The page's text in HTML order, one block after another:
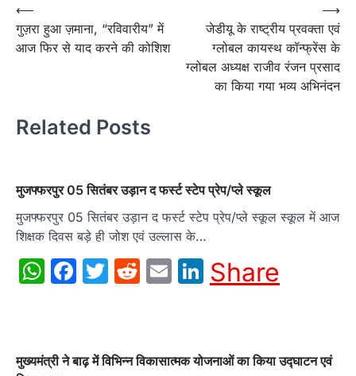
Post
navigation
⟵
गुज़रा हुआ ज़माना, “रविवारीय” में
आज फिर से याद करने की कोशिश
जेडीयू के राष्ट्रीय प्रवक्ता एवं
ग्लोबल कायस्थ कॉन्फ्रेंस के
ग्लोबल अध्यक्ष राजीव रंजन प्रसाद
का किया गया भव्य अभिनंदन
⟶
Related Posts
मुजफ्फरपुर 05 सितंबर उड़ान द फर्स्ट स्टेप प्रेप/प्ले स्कूल
मुजफ्फरपुर 05 सितंबर उड़ान द फर्स्ट स्टेप प्रेप/प्ले स्कूल स्कूल में आज
शिक्षक दिवस बड़े ही जोश एवं उल्लास के…
WhatsApp
Facebook
Twitter
Reddit
EmailLinkedIn
Share
मुख्यमंत्री ने बाढ़ में विभिन्न विकासात्मक योजनाओं का किया उद्घाटन एवं